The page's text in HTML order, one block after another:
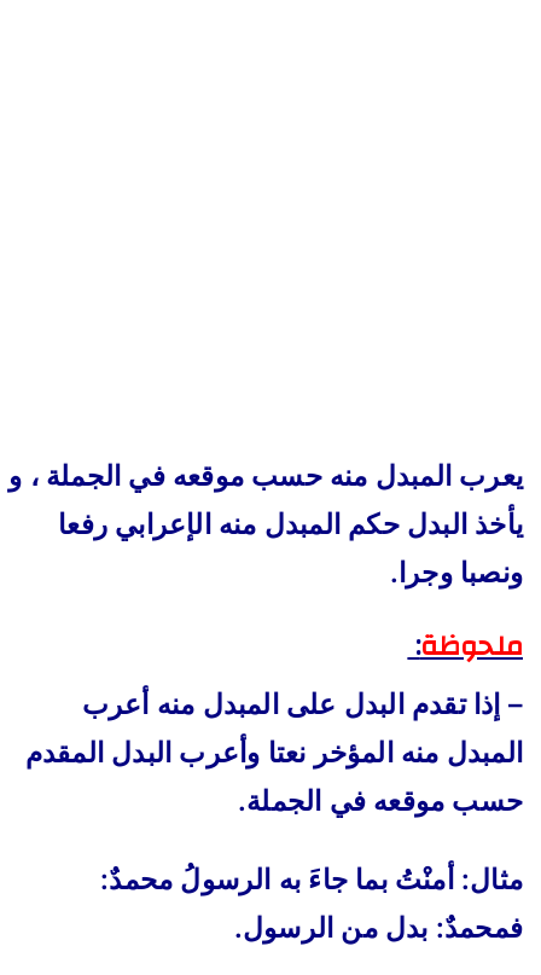
يعرب المبدل منه حسب موقعه في الجملة ، و
يأخذ البدل حكم المبدل منه الإعرابي رفعا
ونصبا وجرا.
ملحوظة:
– إذا تقدم البدل على المبدل منه أعرب
المبدل منه المؤخر نعتا وأعرب البدل المقدم
حسب موقعه في الجملة.
مثال: أمنْتُ بما جاءَ به الرسولُ محمدٌ:
فمحمدٌ: بدل من الرسول.